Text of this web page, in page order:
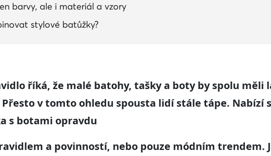
barvy, ale i materiál a vzory
stylové batůžky?
říká, že malé batohy, tašky a boty by spolu měli
v tomto ohledu spousta lidí stále tápe. Nabízí
s botami opravdu
a povinností, nebo pouze módním trendem.